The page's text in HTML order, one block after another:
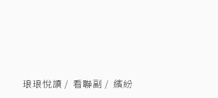
琅琅悅讀 看聯副 繽紛